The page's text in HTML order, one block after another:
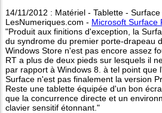
14/11/2012 : Matériel - Tablette - Surface
LesNumeriques.com - Microsoft Surface
"Produit aux finitions d'exception, la
du syndrome du premier porte-drapeau
Windows Store n'est pas encore assez
RT a plus de deux pieds sur lesquels il
par rapport à Windows 8. à tel point que
Surface n'est pas finalement la version
Reste une tablette équipée d'un bon
que la concurrence directe et un
clavier sensitif étonnant."